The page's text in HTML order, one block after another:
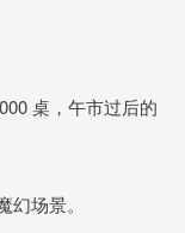
桌，午市过后的
场景。